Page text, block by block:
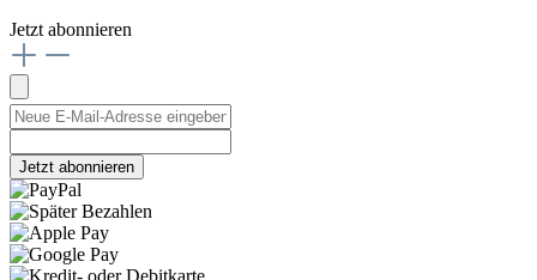
Jetzt abonnieren
Jetzt abonnieren